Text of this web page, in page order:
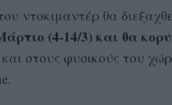
ντοκιμαντέρ θα
(4-14/3) και θα
στους φυσικούς του